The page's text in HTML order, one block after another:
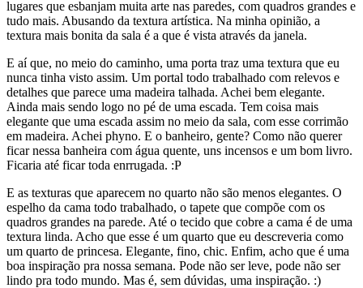
lugares que esbanjam muita arte nas paredes, com quadros grandes e
tudo mais. Abusando da textura artística. Na minha opinião, a
textura mais bonita da sala é a que é vista através da janela.
E aí que, no meio do caminho, uma porta traz uma textura que eu
nunca tinha visto assim. Um portal todo trabalhado com relevos e
detalhes que parece uma madeira talhada. Achei bem elegante.
Ainda mais sendo logo no pé de uma escada. Tem coisa mais
elegante que uma escada assim no meio da sala, com esse corrimão
em madeira. Achei phyno. E o banheiro, gente? Como não querer
ficar nessa banheira com água quente, uns incensos e um bom livro.
Ficaria até ficar toda enrrugada. :P
E as texturas que aparecem no quarto não são menos elegantes. O
espelho da cama todo trabalhado, o tapete que compõe com os
quadros grandes na parede. Até o tecido que cobre a cama é de uma
textura linda. Acho que esse é um quarto que eu descreveria como
um quarto de princesa. Elegante, fino, chic. Enfim, acho que é uma
boa inspiração pra nossa semana. Pode não ser leve, pode não ser
lindo pra todo mundo. Mas é, sem dúvidas, uma inspiração. :)